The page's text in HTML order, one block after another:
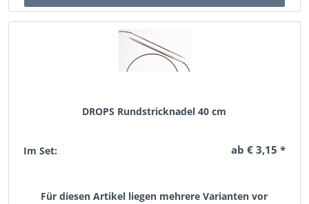
DROPS Rundstricknadel 40 cm
Im Set: ab € 3,15 *
Für diesen Artikel liegen mehrere Varianten vor